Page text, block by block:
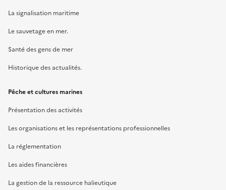
La signalisation maritime
Le sauvetage en mer.
Santé des gens de mer
Historique des actualités.
Pêche et cultures marines
Présentation des activités
Les organisations et les représentations professionnelles
La réglementation
Les aides financières
La gestion de la ressource halieutique